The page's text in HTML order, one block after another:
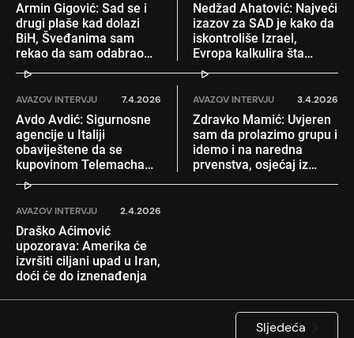
Armin Gigović: Sad se i
drugi plaše kad dolazi
BiH, Šveđanima sam
rekao da sam odabrao
srcem
Nedžad Ahatović: Najveći
izazov za SAD je kako da
iskontroliše Izrael,
Evropa kalkulira šta
uraditi
AVAZOV INTERVJU 7.4.2026
Avdo Avdić: Sigurnosne
agencije u Italiji
obaviještene da se
kupovinom Telemacha
pere veliki novac
AVAZOV INTERVJU 3.4.2026
Zdravko Mamić: Uvjeren
sam da prolazimo grupu i
idemo i na naredna
prvenstva, osjećaj iz
AVAZOV INTERVJU 2.4.2026
Draško Aćimović
upozorava: Amerika će
izvršiti ciljani upad u Iran,
doći će do iznenađenja
Sljedeća